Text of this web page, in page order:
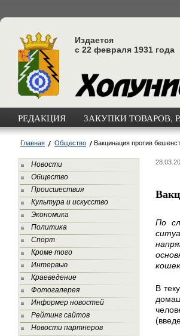
Издается
с 22 февраля 1931 года
РЕДАКЦИЯ ЗАКУПКИ ТОВАРОВ,
Главная Общество Вакцинация против
Новости
Общество
Происшествия
Культура и искусство
Экономика
Политика
Спорт
Кроме того
Интервью
Краеведение
Фотогалерея
Информер новостей
Рейтинг сайтов
Новости партнеров
По
кошек.
В